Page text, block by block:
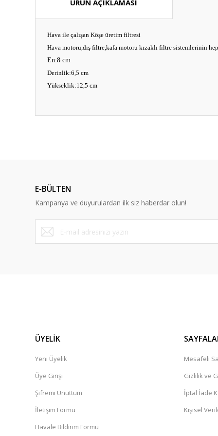
ÜRÜN AÇIKLAMASI
Hava ile çalışan Köşe üretim filtresi
Hava motoru,dış filtre,kafa motoru kızaklı filtre sistemlerinin
En:8 cm
Derinlik:6,5 cm
Yükseklik:12,5 cm
Ürün bilgilerinde hatalar bulunuyor.
Ürün fiyatı diğer sitelerden daha pahalı.
Bu ürüne benzer farklı alternatifler olmalı.
E-BÜLTEN
Kampanya ve duyurulardan ilk siz haberdar olun!
ÜYELİK
Yeni Üyelik
Üye Girişi
Şifremi Unuttum
İletişim Formu
Havale Bildirim Formu
Mesafeli
Gizlilik ve
İptal İade
Kişisel